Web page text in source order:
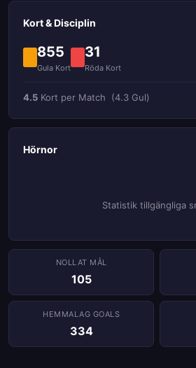
Kort & Disciplin
855
Gula Kort
31
Röda Kort
4.5 Kort per Match (4.3 Gul)
Hörnor
Statistik tillgängliga
NOLLAT ​​MÅL
105
HEMMALAG GOALS
334